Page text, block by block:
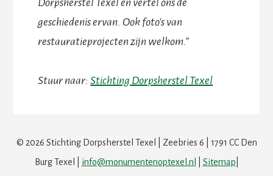
Dorpsherstel Texel en vertel ons de
geschiedenis ervan. Ook foto's van
restauratieprojecten zijn welkom.”
Stuur naar:Stichting Dorpsherstel Texel
© 2026 Stichting Dorpsherstel Texel | Zeebries 6 | 1791 CC Den
Burg Texel | info@monumentenoptexel.nl Sitemap